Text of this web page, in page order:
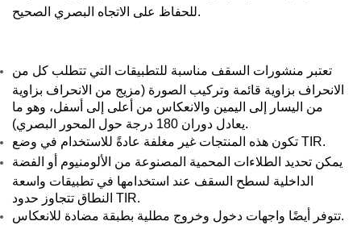
للحفاظ على الاتجاه البصري الصحيح.
تعتبر منشورات السقف مناسبة للتطبيقات التي تتطلب كل من
الانحراف بزاوية قائمة وتركيب الصورة (مزيج من الانحراف بزاوية
من اليسار إلى اليمين والانعكاس من أعلى إلى أسفل، وهو ما
تكون هذه المنتجات غير مغلفة عادةً للاستخدام في وضع TIR.
يمكن تحديد الطلاءات المحمية المصنوعة من الألومنيوم أو الفضة
الداخلية لسطح السقف عند استخدامها في تطبيقات واسعة
النطاق تتجاوز حدود TIR.
تتوفر أيضًا واجهات دخول وخروج مطلية بطبقة مضادة للانعكاس.